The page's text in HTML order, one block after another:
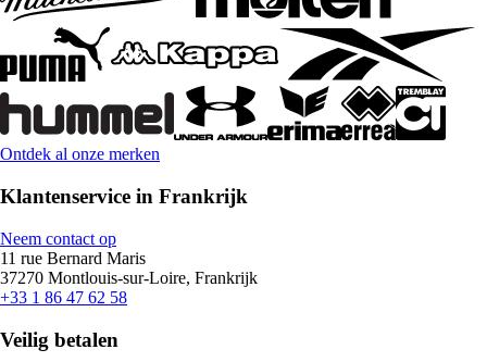
Ontdek al onze merken
Klantenservice in Frankrijk
Neem contact op
11 rue Bernard Maris
37270 Montlouis-sur-Loire, Frankrijk
+33 1 86 47 62 58
Veilig betalen